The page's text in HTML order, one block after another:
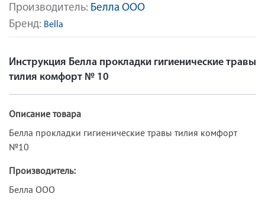
Производитель: Белла ООО
Бренд: Bella
Инструкция Белла прокладки гигиенические травы
тилия комфорт № 10
Описание товара
Белла прокладки гигиенические травы тилия комфорт
№10
Производитель:
Белла ООО